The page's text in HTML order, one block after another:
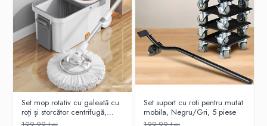
Set mop rotativ cu galeată cu
roți și storcător centrifugă,
Alb/Gri, 10L, 4 lavete incluse
Set suport cu roti pentru mutat
mobila, Negru/Gri, 5 piese